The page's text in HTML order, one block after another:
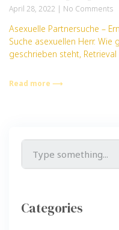
April 28, 2022 No Comments
Asexuelle Partnersuche –
Suche asexuellen Herr.
geschrieben steht, Retrieval
Read more ⟶
Categories